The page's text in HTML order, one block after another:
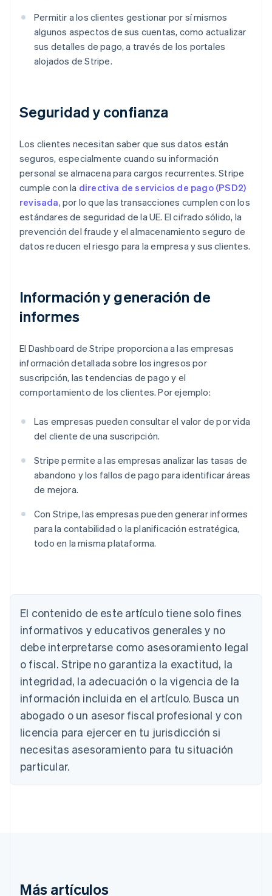
Permitir a los clientes gestionar por sí mismos
algunos aspectos de sus cuentas, como actualizar
sus detalles de pago, a través de los portales
alojados de Stripe.
Seguridad y confianza
Los clientes necesitan saber que sus datos están
seguros, especialmente cuando su información
personal se almacena para cargos recurrentes. Stripe
cumple con la directiva de servicios de pago (PSD2)
revisada, por lo que las transacciones cumplen con los
estándares de seguridad de la UE. El cifrado sólido, la
prevención del fraude y el almacenamiento seguro de
datos reducen el riesgo para la empresa y sus clientes.
Información y generación de
informes
El Dashboard de Stripe proporciona a las empresas
información detallada sobre los ingresos por
suscripción, las tendencias de pago y el
comportamiento de los clientes. Por ejemplo:
Las empresas pueden consultar el valor de por vida
del cliente de una suscripción.
Stripe permite a las empresas analizar las tasas de
abandono y los fallos de pago para identificar áreas
de mejora.
Con Stripe, las empresas pueden generar informes
para la contabilidad o la planificación estratégica,
todo en la misma plataforma.
El contenido de este artículo tiene solo fines
informativos y educativos generales y no
debe interpretarse como asesoramiento legal
o fiscal. Stripe no garantiza la exactitud, la
integridad, la adecuación o la vigencia de la
información incluida en el artículo. Busca un
abogado o un asesor fiscal profesional y con
licencia para ejercer en tu jurisdicción si
necesitas asesoramiento para tu situación
particular.
Más artículos
DeutschEnglish
Australia
Austria
DeutschEnglish
Bélgica
Nederlands
Brasil
PortuguêsEnglish
Bulgaria
English
Canadá
English
China continental
简体中文English
English